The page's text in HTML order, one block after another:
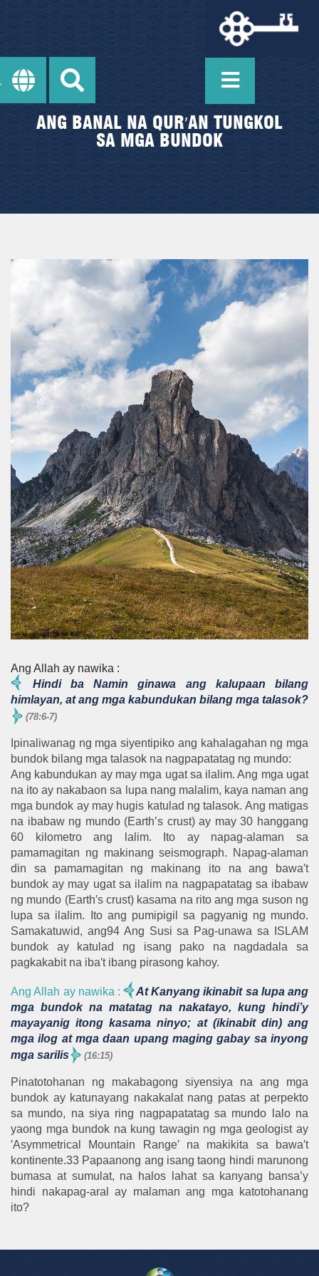
ANG BANAL NA QUR′AN TUNGKOL
SA MGA BUNDOK
Ang Allah ay nawika :
Hindi ba Namin ginawa ang kalupaan bilang
himlayan, at ang mga kabundukan bilang mga talasok?
(78:6-7)
Ipinaliwanag ng mga siyentipiko ang kahalagahan ng mga
bundok bilang mga talasok na nagpapatatag ng mundo:
Ang kabundukan ay may mga ugat sa ilalim. Ang mga ugat
na ito ay nakabaon sa lupa nang malalim, kaya naman ang
mga bundok ay may hugis katulad ng talasok. Ang matigas
na ibabaw ng mundo (Earth’s crust) ay may 30 hanggang
60 kilometro ang lalim. Ito ay napag-alaman sa
pamamagitan ng makinang seismograph. Napag-alaman
din sa pamamagitan ng makinang ito na ang bawa′t
bundok ay may ugat sa ilalim na nagpapatatag sa ibabaw
ng mundo (Earth′s crust) kasama na rito ang mga suson ng
lupa sa ilalim. Ito ang pumipigil sa pagyanig ng mundo.
Samakatuwid, ang94 Ang Susi sa Pag-unawa sa ISLAM
bundok ay katulad ng isang pako na nagdadala sa
pagkakabit na iba′t ibang pirasong kahoy.
Ang Allah ay nawika :
At Kanyang ikinabit sa lupa ang
mga bundok na matatag na nakatayo, kung hindi’y
mayayanig itong kasama ninyo; at (ikinabit din) ang
mga ilog at mga daan upang maging gabay sa inyong
mga sarilis
(16:15)
Pinatotohanan ng makabagong siyensiya na ang mga
bundok ay katunayang nakakalat nang patas at perpekto
sa mundo, na siya ring nagpapatatag sa mundo lalo na
yaong mga bundok na kung tawagin ng mga geologist ay
′Asymmetrical Mountain Range′ na makikita sa bawa′t
kontinente.33 Papaanong ang isang taong hindi marunong
bumasa at sumulat, na halos lahat sa kanyang bansa’y
hindi nakapag-aral ay malaman ang mga katotohanang
ito?